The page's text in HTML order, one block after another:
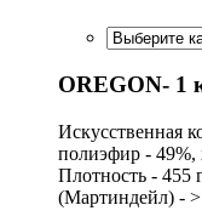
OREGON- 1
Искусственная
полиэфир -
Плотность - 455
(Мартиндейл) -